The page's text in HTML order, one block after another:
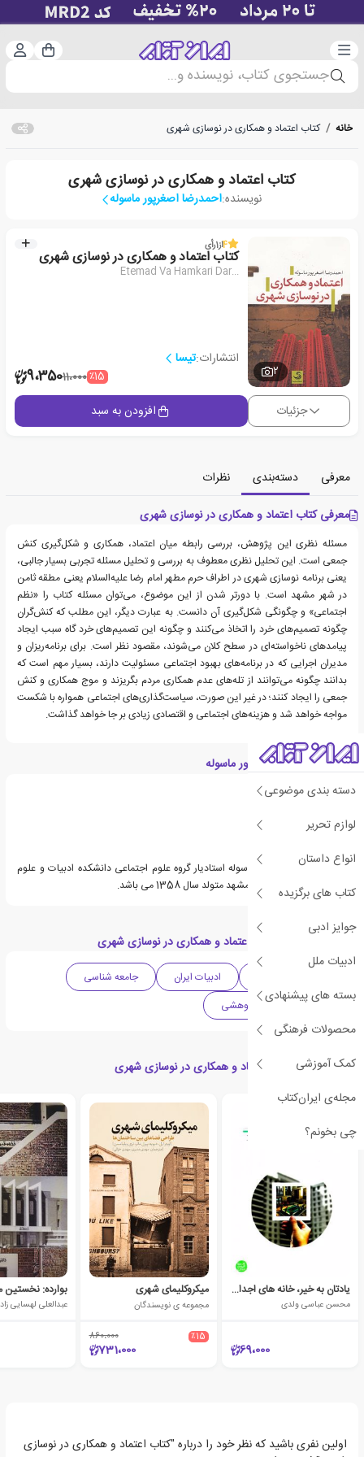
دسته‌بندی سبد
جستجوی کتاب، نویسنده و...
دسته بندی موضوعی
لوازم تحریر
انواع داستان
کتاب های برگزیده
جوایز ادبی
ادبیات ملل
بسته های پیشنهادی
محصولات فرهنگی
کمک آموزشی
مجله‌ی ایران‌کتاب
چی بخونم؟
خانه / کتاب اعتماد و همکاری در نوسازی شهری
کتاب اعتماد و همکاری در نوسازی شهری
نویسنده:احمدرضا اصغرپور ماسوله
2
4از1رأی
کتاب اعتماد و همکاری در نوسازی شهری
Etemad Va Hamkari Dar...
انتشارات:تیسا
٪1511،0009،350
جزئیات افزودن به سبد
معرفی دسته‌بندی
نظرات
معرفی کتاب اعتماد و همکاری در نوسازی شهری
مسئله نظری این پژوهش، بررسی رابطه میان اعتماد، همکاری و شکل‌گیری کنش
جمعی است. این تحلیل نظری معطوف به بررسی و تحلیل مسئله تجربی بسیار جالبی،
یعنی برنامه نوسازی شهری در اطراف حرم مطهر امام رضا علیه‌السلام یعنی مطقه ثامن
در شهر مشهد است. با دور‌تر شدن از این موضوع، می‌توان مسئله کتاب را «نظم
اجتماعی» و چگونگی شکل‌گیری آن دانست. به عبارت دیگر، این مطلب که کنش‌گران
چگونه تصمیم‌های خرد را اتخاذ می‌کنند و چگونه این تصمیم‌های خرد گاه سبب ایجاد
پیامدهای ناخواسته‌ای در سطح کلان می‌شوند،‌ مقصود نظر است. برای برنامه‌‌ریزان و
مدیران اجرایی که در برنامه‌های بهبود اجتماعی مسئولیت دارند، بسیار مهم است که
بدانند چگونه می‌توانند از تله‌های عدم همکاری مردم بگریزند و موج همکاری و کنش
جمعی را ایجاد کنند؛ در غیر این صورت، سیاست‌گذاری‌های اجتماعی همواره با شکست
مواجه خواهد شد و هزینه‌های اجتماعی و اقتصادی زیادی بر جا خواهد گذاشت.
درباره احمدرضا اصغرپور ماسوله
دکتر احمدرضا اصغرپور ماسوله استادیار گروه علوم اجتماعی دانشکده ادبیات و علوم
انسانی دانشگاه فردوسی مشهد متولد سال 1358 می باشد.
دسته بندی های کتاب اعتماد و همکاری در نوسازی شهری
ادبیات ایران
جامعه شناسی
شهرسازی
پژوهشی
کتاب های مرتبط با اعتماد و همکاری در نوسازی شهری
یادتان به خیر، خانه های اجدادی!
محسن عباسی ولدی
69،000
میکروکلیمای شهری
مجموعه ی نویسندگان
٪15 860،000
731،000
عبدالعلی لهسایی
اولین نفری باشید که نظر خود را درباره "کتاب اعتماد و همکاری در نوسازی